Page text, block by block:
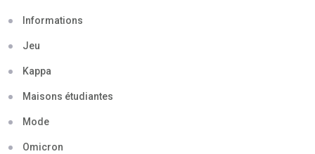
Informations
Jeu
Kappa
Maisons étudiantes
Mode
Omicron